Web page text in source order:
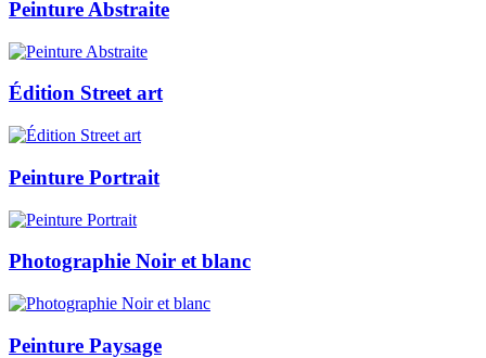
Peinture Abstraite
Édition Street art
Peinture Portrait
Photographie Noir et blanc
Peinture Paysage